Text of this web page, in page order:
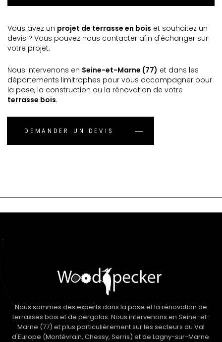
Vous avez un projet de terrasse en bois et souhaitez un
devis ? Vous pouvez nous contacter afin d'échanger sur
votre projet.
Nous intervenons en Seine-et-Marne (77) et dans les
départements limitrophes pour vous accompagner pour
la pose, la construction ou la rénovation de votre
terrasse bois.
DEMANDER UN DEVIS
Nous sommes des experts dans la pose et la rénovation de
terrasses bois et de pergolas. Nous intervenons en Seine-et-
Marne (77) et plus particulièrement sur les secteurs du Val
d'Europe (Montévrain, Chessy, Serris) et de Lagny-sur-Marne.